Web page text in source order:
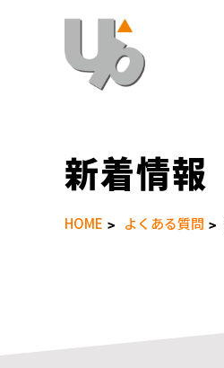
新着情報
HOME よくある質問